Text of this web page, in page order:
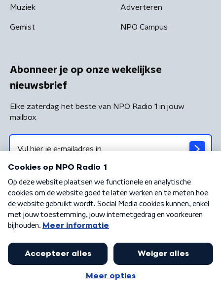
Muziek
Gemist
Adverteren
NPO Campus
Abonneer je op onze wekelijkse
nieuwsbrief
Elke zaterdag het beste van NPO Radio 1 in jouw
mailbox
Algemene voorwaarden